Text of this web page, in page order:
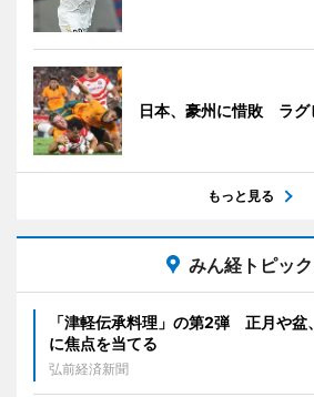
日本、豪州に惜敗 ラグ
もっと見る
みん経トピッ
「津軽伝承料理」の第2弾 正月や盆
に焦点を当てる
弘前経済新聞